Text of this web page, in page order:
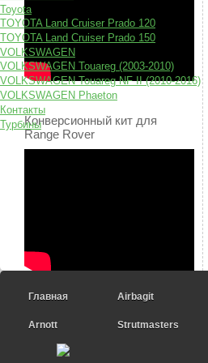
Toyota
TOYOTA Land Cruiser Prado 120
TOYOTA Land Cruiser Prado 150
VOLKSWAGEN
VOLKSWAGEN Touareg (2003-2010)
VOLKSWAGEN Touareg NF II (2010-2016)
VOLKSWAGEN Phaeton
Контакты
ТурбиныКонверсионный кит для
Range Rover
Главная Airbagit
Arnott Strutmasters